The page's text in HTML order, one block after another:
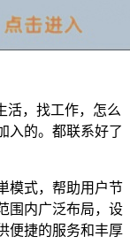
活，找工作，怎么
入的。都联系好了
模式，帮助用户节
围内广泛布局，设
便捷的服务和丰厚